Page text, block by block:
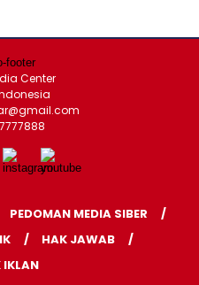
Center
PEDOMAN MEDIA SIBER
HAK JAWAB
IKLAN